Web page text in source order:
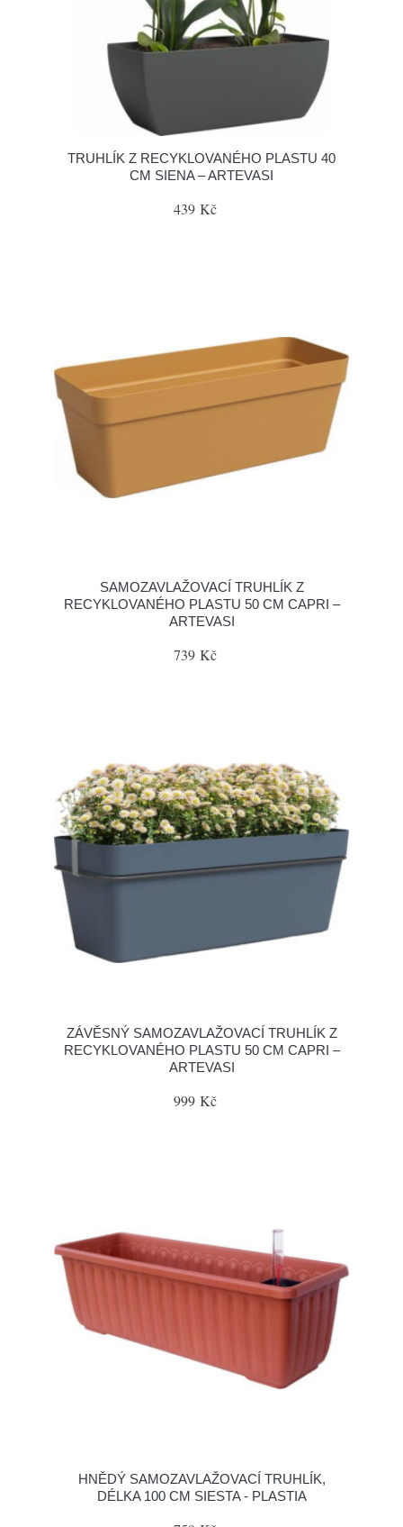
TRUHLÍK Z RECYKLOVANÉHO PLASTU 40
CM SIENA – ARTEVASI
439 Kč
SAMOZAVLAŽOVACÍ TRUHLÍK Z
RECYKLOVANÉHO PLASTU 50 CM CAPRI –
ARTEVASI
739 Kč
ZÁVĚSNÝ SAMOZAVLAŽOVACÍ TRUHLÍK Z
RECYKLOVANÉHO PLASTU 50 CM CAPRI –
ARTEVASI
999 Kč
HNĚDÝ SAMOZAVLAŽOVACÍ TRUHLÍK,
DÉLKA 100 CM SIESTA - PLASTIA